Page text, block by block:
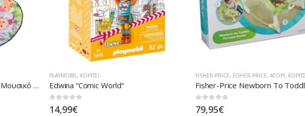
Fisher-Price Γυμναστήριο – Μουσικό Πιανάκι – Ροζ BLN02
PLAYMOBIL , ΚΟΡΊΤΣΙ
Edwina “Comic World”
0out of 5
14,99€
FISHER-PRICE, FISHER-PRICE, ΑΓΌΡΙ,
0out of 5
79,95€